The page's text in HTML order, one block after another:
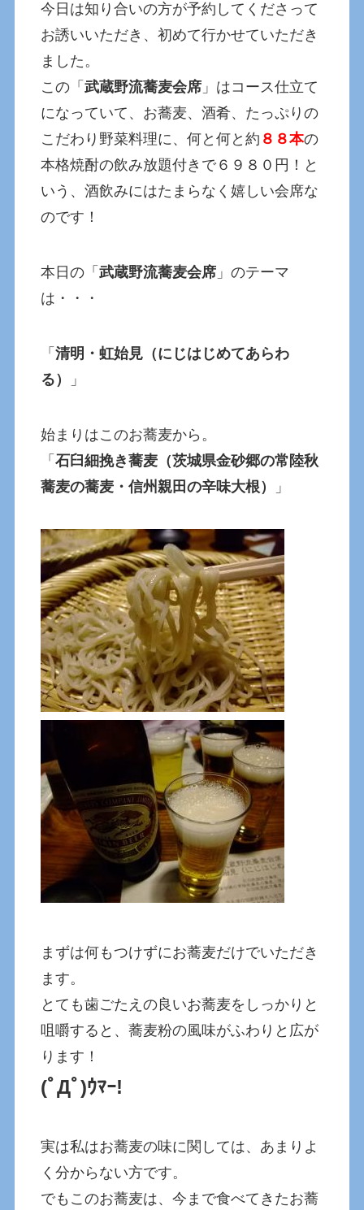
今日は知り合いの方が予約してくださって
お誘いいただき、初めて行かせていただき
ました。
この「武蔵野流蕎麦会席 」はコース仕立て
になっていて、お蕎麦、酒肴、たっぷりの
こだわり野菜料理に、何と何と約 ８８本の
本格焼酎の飲み放題付きで６９８０円！と
いう、酒飲みにはたまらなく嬉しい会席な
のです！
本日の「武蔵野流蕎麦会席 」のテーマ
は・・・
「清明・虹始見（にじはじめてあらわ
る）
」
始まりはこのお蕎麦から。
「石臼細挽き蕎麦（茨城県金砂郷の常陸秋
蕎麦の蕎麦・信州親田の辛味大根）
」
まずは何もつけずにお蕎麦だけでいただき
ます。
とても歯ごたえの良いお蕎麦をしっかりと
咀嚼すると、蕎麦粉の風味がふわりと広が
ります！
(ﾟДﾟ)ｳﾏｰ!
実は私はお蕎麦の味に関しては、あまりよ
く分からない方です。
でもこのお蕎麦は、今まで食べてきたお蕎